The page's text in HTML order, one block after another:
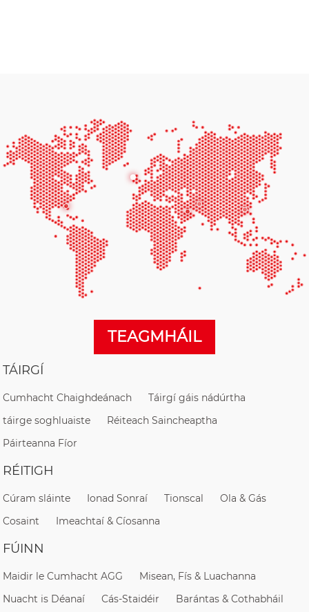
TEAGMHÁIL
TÁIRGÍ
Cumhacht Chaighdeánach
Táirgí gáis nádúrtha
táirge soghluaiste
Réiteach Saincheaptha
Páirteanna Fíor
RÉITIGH
Cúram sláinte Ionad Sonraí Tionscal
Ola & Gás
Cosaint
Imeachtaí & Cíosanna
FÚINN
Maidir le Cumhacht AGG
Misean, Fís & Luachanna
Nuacht is Déanaí
Cás-Staidéir Barántas & Cothabháil